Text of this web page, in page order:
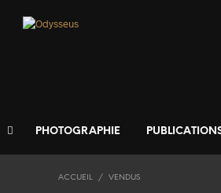
PHOTOGRAPHIE
ACCUEIL / VENDUS